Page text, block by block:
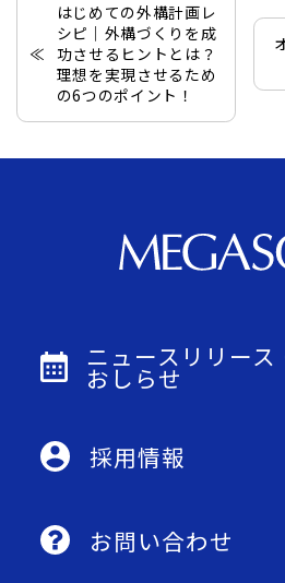
はじめての外構計画レ
シピ｜外構づくりを成
功させるヒントとは？
理想を実現させるため
の6つのポイント！
ニュースリリース
おしらせ
採用情報
お問い合わせ